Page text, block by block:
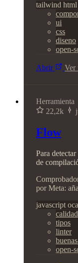
tailwind html
ui
css
diseno
open-
Abrir Ver
Herramienta
22,2k
Flow
Para
de
por Meta:
javascript
calidad
tipos
linter
open-